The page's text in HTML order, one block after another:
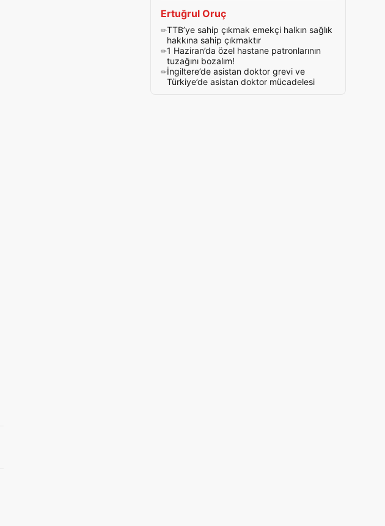
Ertuğrul Oruç
TTB’ye sahip çıkmak emekçi halkın sağlık
hakkına sahip çıkmaktır
1 Haziran’da özel hastane patronlarının
tuzağını bozalım!
İngiltere’de asistan doktor grevi ve
Türkiye’de asistan doktor mücadelesi